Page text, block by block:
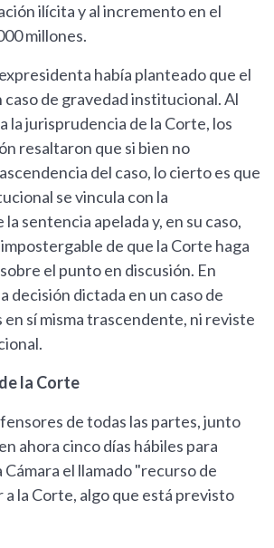
ilícita y al incremento en el
millones.
había planteado que el
caso de gravedad institucional. Al
la jurisprudencia de la Corte, los
resaltaron que si bien no
del caso, lo cierto es que
se vincula con la
sentencia apelada y, en su caso,
de que la Corte haga
el punto en discusión. En
decisión dictada en un caso de
sí misma trascendente, ni reviste
la Corte
de todas las partes, junto
ahora cinco días hábiles para
el llamado "recurso de
a la Corte, algo que está previsto